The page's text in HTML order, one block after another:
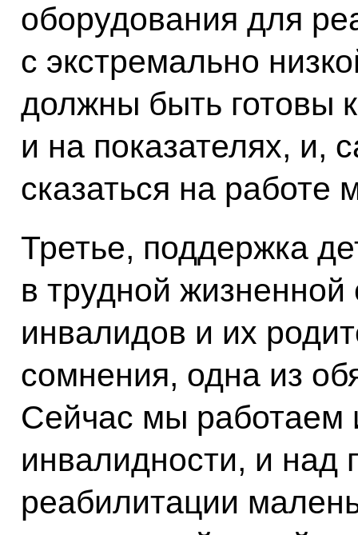
оборудования для
с экстремально
должны быть готовы
и на показателях, и,
сказаться на работе
Третье, поддержка
в трудной жизненной
инвалидов и их
сомнения, одна из
Сейчас мы работаем
инвалидности, и над
реабилитации